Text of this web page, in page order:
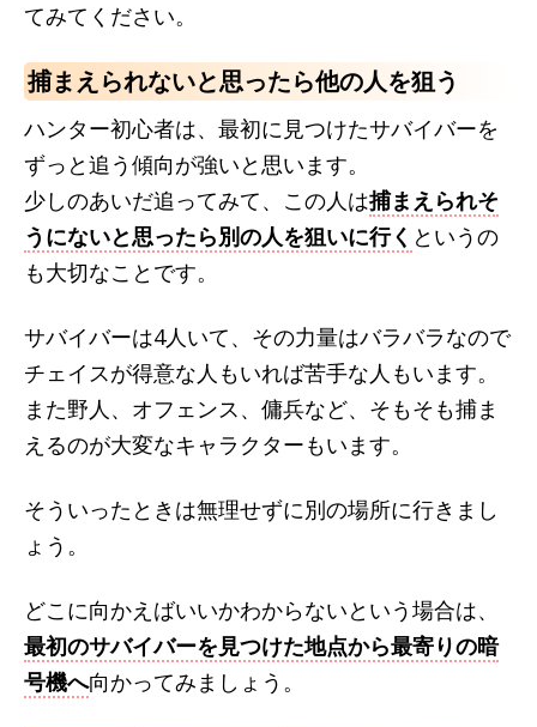
てみてください。
捕まえられないと思ったら他の人を狙う
ハンター初心者は、最初に見つけたサバイバーを
ずっと追う傾向が強いと思います。
少しのあいだ追ってみて、この人は捕まえられそ
うにないと思ったら別の人を狙いに行く というの
も大切なことです。
サバイバーは4人いて、その力量はバラバラなので
チェイスが得意な人もいれば苦手な人もいます。
また野人、オフェンス、傭兵など、そもそも捕ま
えるのが大変なキャラクターもいます。
そういったときは無理せずに別の場所に行きまし
ょう。
どこに向かえばいいかわからないという場合は、
最初のサバイバーを見つけた地点から最寄りの暗
号機へ向かってみましょう。